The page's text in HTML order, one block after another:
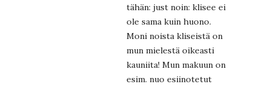
tähän: just noin: klisee ei
ole sama kuin huono.
Moni noista kliseistä on
mun mielestä oikeasti
kauniita! Mun makuun on
esim. nuo esiinotetut